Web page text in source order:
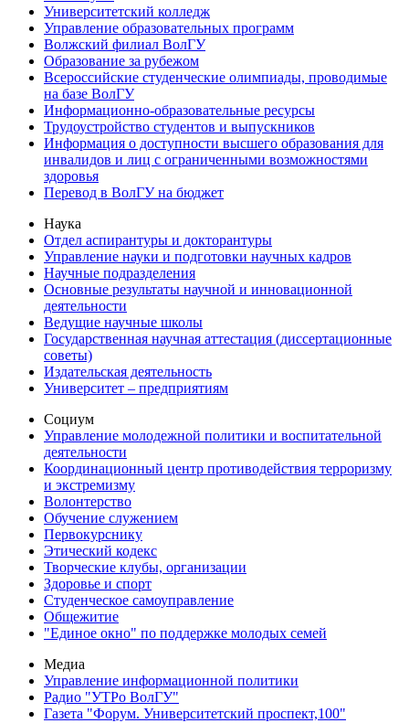
Университетский колледж
Управление образовательных программ
Волжский филиал ВолГУ
Образование за рубежом
Всероссийские студенческие олимпиады, проводимые
на базе ВолГУ
Информационно-образовательные ресурсы
Трудоустройство студентов и выпускников
Информация о доступности высшего образования для
инвалидов и лиц с ограниченными возможностями
здоровья
Перевод в ВолГУ на бюджет
Наука
Отдел аспирантуры и докторантуры
Управление науки и подготовки научных кадров
Научные подразделения
Основные результаты научной и инновационной
деятельности
Ведущие научные школы
Государственная научная аттестация (диссертационные
советы)
Издательская деятельность
Университет – предприятиям
Социум
Управление молодежной политики и воспитательной
деятельности
Координационный центр противодействия терроризму
и экстремизму
Волонтерство
Обучение служением
Первокурснику
Этический кодекс
Творческие клубы, организации
Здоровье и спорт
Студенческое самоуправление
Общежитие
"Единое окно" по поддержке молодых семей
Медиа
Управление информационной политики
Радио "УТРо ВолГУ"
Газета "Форум. Университетский проспект,100"